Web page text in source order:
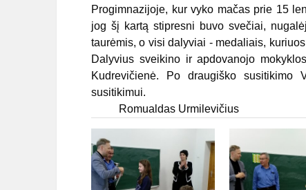
Progimnazijoje, kur vyko mačas prie 15
jog šį kartą stipresni buvo svečiai,
taurėmis, o visi dalyviai - medaliais,
Dalyvius sveikino ir apdovanojo
Kudrevičienė. Po draugiško susitikimo
susitikimui.
Romualdas Urmilevičius